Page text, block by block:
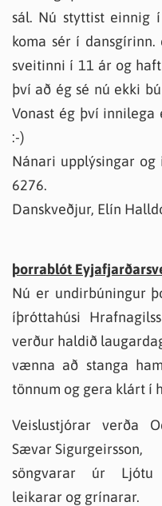
sál. Nú styttist einnig
koma sér í
sveitinni í 11 ár og
því að ég sé nú ekki
Vonast ég því
:-)
Nánari upplýsingar
6276.
Danskveðjur, Elín
þorrablót
Nú er undirbúningur
íþróttahúsi
verður haldið
vænna að stanga
tönnum og gera klárt í
Veislustjórar verða
Sævar Sigurgeirsson,
söngvarar úr Ljótu
leikarar og grínarar.